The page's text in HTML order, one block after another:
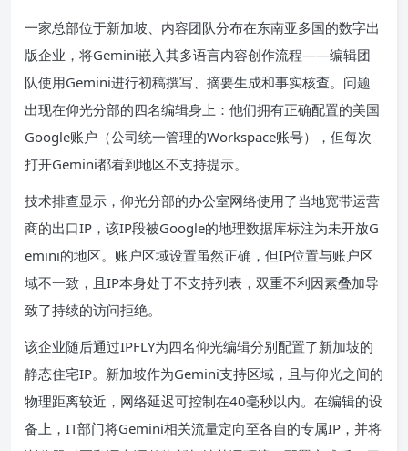
一家总部位于新加坡、内容团队分布在东南亚多国的数字出
版企业，将Gemini嵌入其多语言内容创作流程——编辑团
队使用Gemini进行初稿撰写、摘要生成和事实核查。问题
出现在仰光分部的四名编辑身上：他们拥有正确配置的美国
Google账户（公司统一管理的Workspace账号），但每次
打开Gemini都看到地区不支持提示。
技术排查显示，仰光分部的办公室网络使用了当地宽带运营
商的出口IP，该IP段被Google的地理数据库标注为未开放G
emini的地区。账户区域设置虽然正确，但IP位置与账户区
域不一致，且IP本身处于不支持列表，双重不利因素叠加导
致了持续的访问拒绝。
该企业随后通过IPFLY为四名仰光编辑分别配置了新加坡的
静态住宅IP。新加坡作为Gemini支持区域，且与仰光之间的
物理距离较近，网络延迟可控制在40毫秒以内。在编辑的设
备上，IT部门将Gemini相关流量定向至各自的专属IP，并将